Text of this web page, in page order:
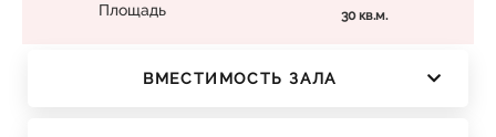
Площадь 30 кв.м.
ВМЕСТИМОСТЬ ЗАЛА